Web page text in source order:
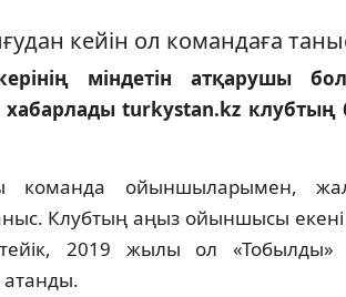
кейін ол командаға
міндетін атқарушы
turkystan.kz клубтың
команда ойыншыларымен,
Клубтың аңыз ойыншысы екені
2019 жылы ол